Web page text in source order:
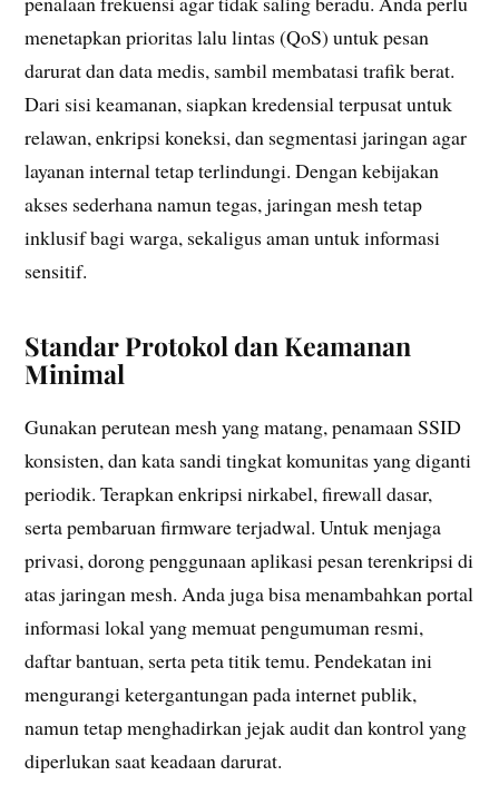
menetapkan prioritas lalu lintas (QoS) untuk pesan
darurat dan data medis, sambil membatasi trafik berat.
Dari sisi keamanan, siapkan kredensial terpusat untuk
relawan, enkripsi koneksi, dan segmentasi jaringan agar
layanan internal tetap terlindungi. Dengan kebijakan
akses sederhana namun tegas, jaringan mesh tetap
inklusif bagi warga, sekaligus aman untuk informasi
sensitif.
Standar Protokol dan Keamanan
Minimal
Gunakan perutean mesh yang matang, penamaan SSID
konsisten, dan kata sandi tingkat komunitas yang diganti
periodik. Terapkan enkripsi nirkabel, firewall dasar,
serta pembaruan firmware terjadwal. Untuk menjaga
privasi, dorong penggunaan aplikasi pesan terenkripsi di
atas jaringan mesh. Anda juga bisa menambahkan portal
informasi lokal yang memuat pengumuman resmi,
daftar bantuan, serta peta titik temu. Pendekatan ini
mengurangi ketergantungan pada internet publik,
namun tetap menghadirkan jejak audit dan kontrol yang
diperlukan saat keadaan darurat.